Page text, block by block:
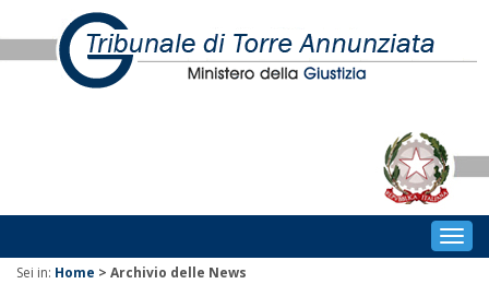
Sei in: Home > Archivio delle News